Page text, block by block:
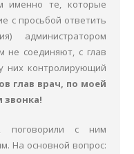
именно те, которые
с просьбой ответить
администратором
не соединяют, с глав
них контролирующий
глав врач, по моей
звонка!
поговорили с ним
На основной вопрос: